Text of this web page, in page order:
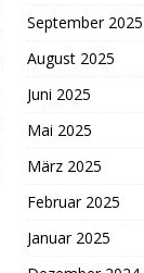
September 2025
August 2025
Juni 2025
Mai 2025
März 2025
Februar 2025
Januar 2025